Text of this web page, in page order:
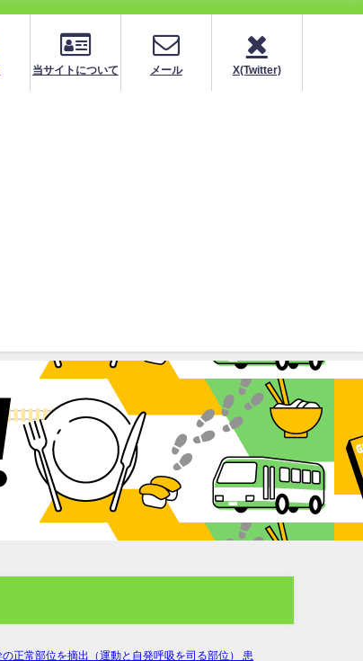
当サイトについて メール X(Twitter)